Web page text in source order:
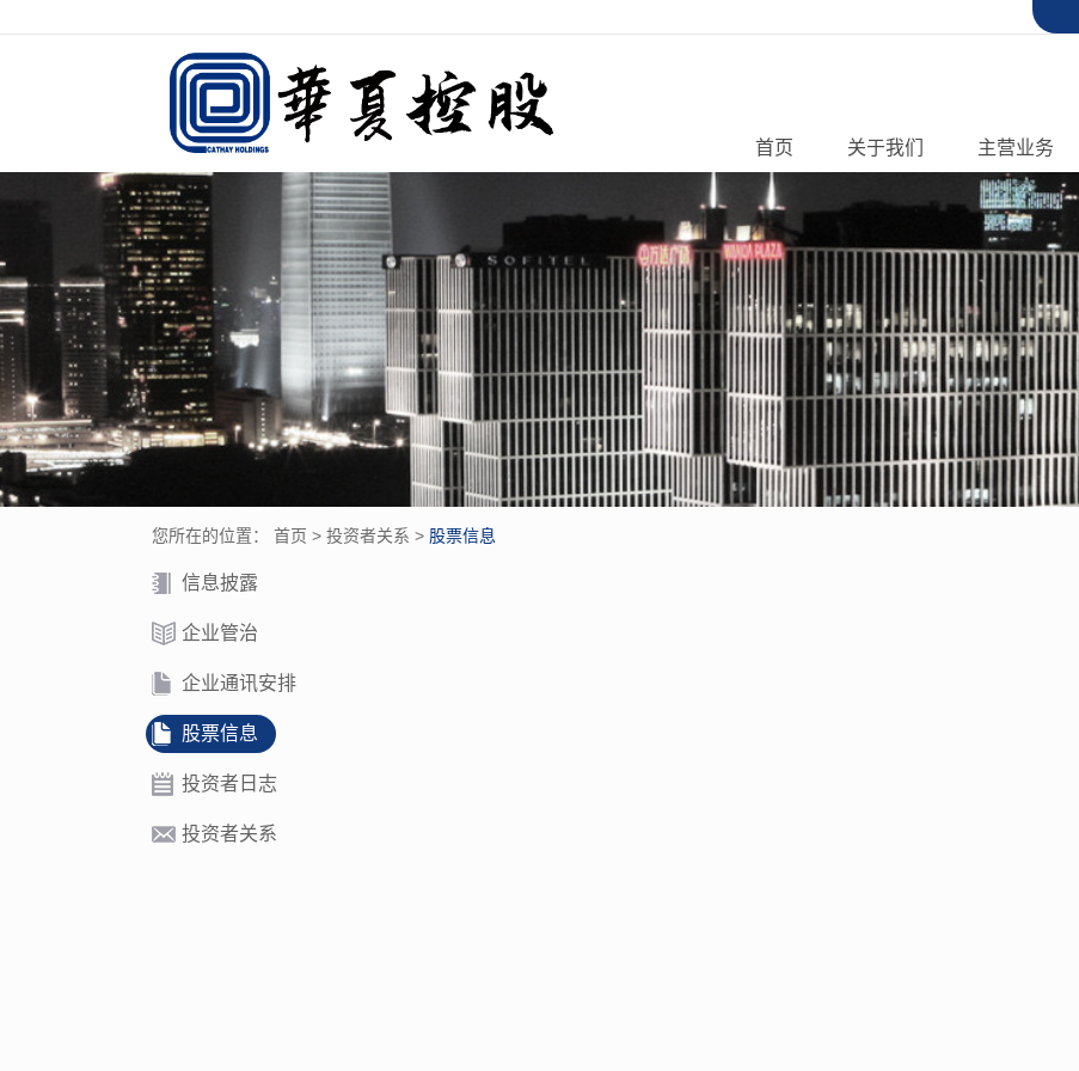
首页 关于我们 主营业务
您所在的位置： 首页 > 投资者关系 > 股票信息
信息披露
企业管治
企业通讯安排
股票信息
投资者日志
投资者关系